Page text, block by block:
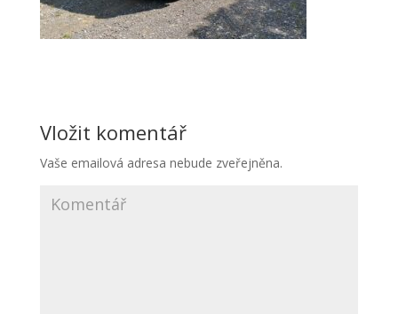
Vložit komentář
Vaše emailová adresa nebude zveřejněna.